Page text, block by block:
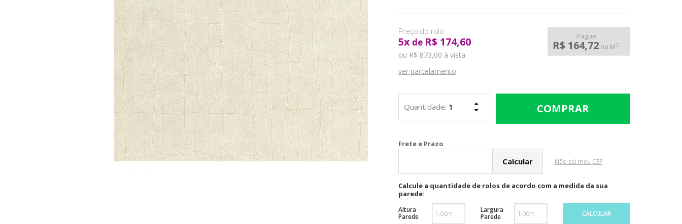
Internet 5xde R$ 174,60
ou R$ 873,00 à vista
Pague
R$ 164,72 no M2
ver parcelamento
Não sei meu CEP
Calcule a quantidade de rolos de acordo com a medida da sua
parede:
Altura
Parede
Largura
Parede
CALCULAR